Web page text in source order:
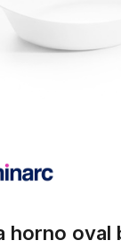
horno